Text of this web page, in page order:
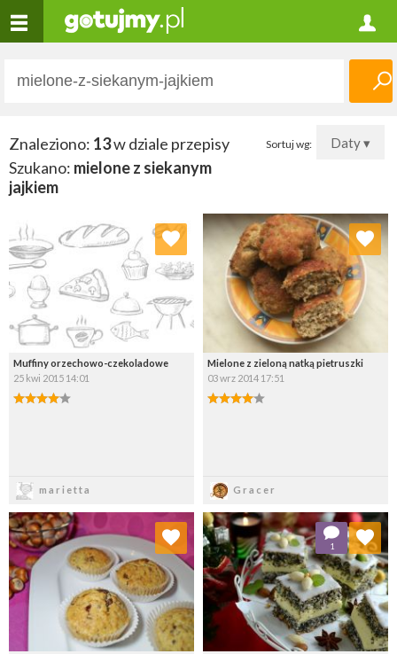
Sortuj wg: Daty ▾
Znaleziono: 13w dziale przepisy
Szukano: mielone z siekanym
jajkiem
Muffiny orzechowo-czekoladowe
25 kwi 2015 14:01
marietta
Dodaj do ulubionych
Wybierz listę:
Mielone z zieloną natką pietruszki
03 wrz 2014 17:51
Gracer
Dodaj do ulubionych
Wybierz listę:
Dodaj do ulubionych
Wybierz listę:
1
Dodaj do ulubionych
Wybierz listę: